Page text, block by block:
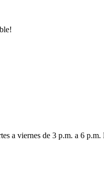
a viernes de 3 p.m. a 6